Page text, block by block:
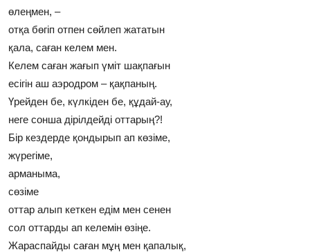
өлеңмен, –
отқа бөгiп отпен сөйлеп жататын
қала, саған келем мен.
Келем саған жағып үмiт шақпағын
есiгiн аш аэродром – қақпаның.
Үрейден бе, күлкiден бе, құдай-ау,
неге сонша дiрiлдейдi оттарың?!
Бiр кездерде қондырып ап көзiме,
жүрегiме,
арманыма,
сөзiме
оттар алып кеткен едiм мен сенен
сол оттарды ап келемiн өзiңе.
Жараспайды саған мұң мен қапалық,